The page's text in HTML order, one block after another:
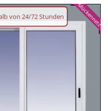
von 24/72 Stunden Mückennetz
Wunschliste